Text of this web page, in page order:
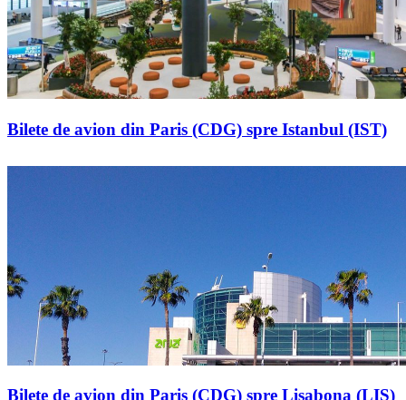
Bilete de avion din Paris (CDG) spre Istanbul (IST)
Bilete de avion din Paris (CDG) spre Lisabona (LIS)